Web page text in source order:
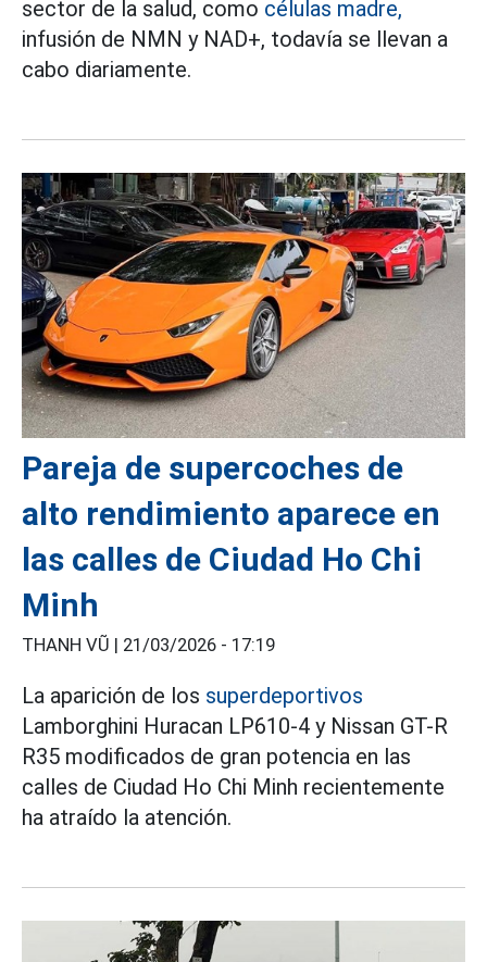
sector de la salud, como células madre,
infusión de NMN y NAD+, todavía se llevan a
cabo diariamente.
Pareja de supercoches de
alto rendimiento aparece en
las calles de Ciudad Ho Chi
Minh
THANH VŨ | 21/03/2026 - 17:19
La aparición de los superdeportivos
Lamborghini Huracan LP610-4 y Nissan GT-R
R35 modificados de gran potencia en las
calles de Ciudad Ho Chi Minh recientemente
ha atraído la atención.